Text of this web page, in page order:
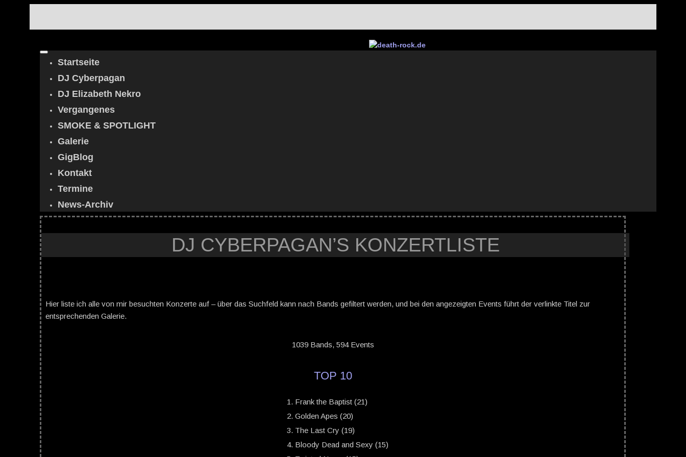
Startseite
DJ Cyberpagan
DJ Elizabeth Nekro
Vergangenes
SMOKE & SPOTLIGHT
Galerie
GigBlog
Kontakt
Termine
News-Archiv
DJ CYBERPAGAN’S KONZERTLISTE
Hier liste ich alle von mir besuchten Konzerte auf – über das Suchfeld kann nach Bands gefiltert werden, und bei den angezeigten Events führt der verlinkte Titel zur
entsprechenden Galerie.
1039 Bands, 594 Events
TOP 10
Frank the Baptist (21)
Golden Apes (20)
The Last Cry (19)
Bloody Dead and Sexy (15)